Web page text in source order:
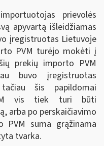
prievolės
apyvartą išleidžiamas
įregistruotas Lietuvoje
PVM turėjo mokėti į
prekių importo PVM
buvo įregistruotas
šis papildomai
vis tiek turi būti
arba po perskaičiavimo
PVM suma grąžinama
tvarka.